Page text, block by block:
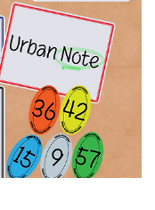
의 성광체 가로
털 느낌의 비트맵의
다. 성광체 패밀리는
가체〉를 원도로
이 번지는 듯한
성광체 패밀리는
로, 성광체 세로..